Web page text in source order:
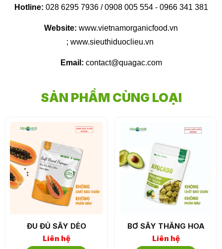
Hotline: 028 6295 7936 / 0908 005 554 - 0966 341 381
Website: www.vietnamorganicfood.vn
; www.sieuthiduoclieu.vn
Email: contact@quagac.com
SẢN PHẨM CÙNG LOẠI
ĐU ĐỦ SẤY DẺO
Liên hệ
BƠ SẤY THĂNG HOA
Liên hệ